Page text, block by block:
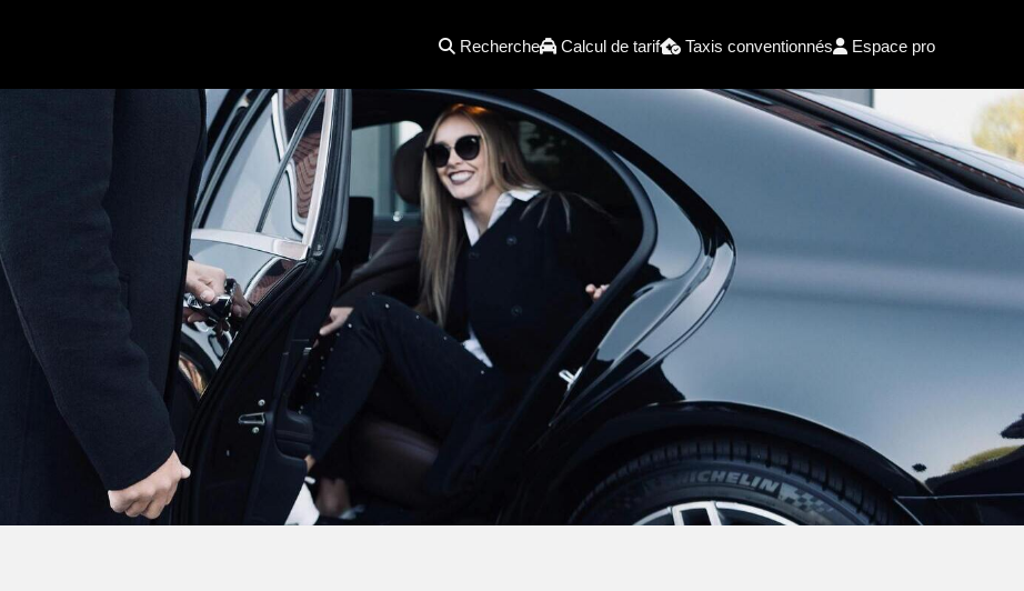
Recherche Calcul de tarif Taxis conventionnés Espace pro